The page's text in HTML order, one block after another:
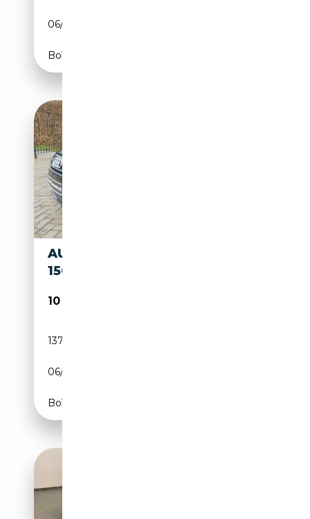
06/2002
Boîte manuelle
AUDI TT 1.8 T ROADSTER
150PK
10 550€
137 479 km
06/2005
Boîte manuelle